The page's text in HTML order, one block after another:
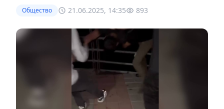
Общество 21.06.2025, 14:35 893